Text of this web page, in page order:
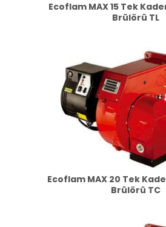
Ecoflam MAX 15 Tek
Brülörü TL
Ecoflam MAX 20 Tek
Brülörü TC